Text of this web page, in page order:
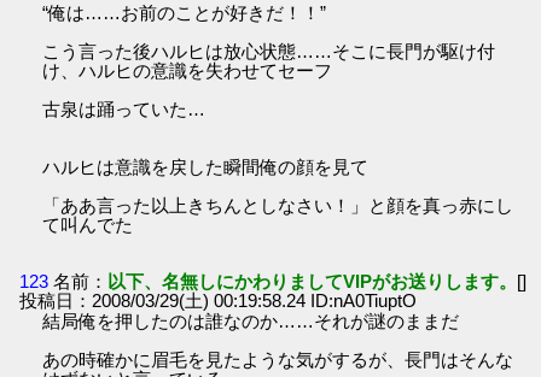
“俺は……お前のことが好きだ！！”
こう言った後ハルヒは放心状態……そこに長門が駆け付
け、ハルヒの意識を失わせてセーフ
古泉は踊っていた…
ハルヒは意識を戻した瞬間俺の顔を見て
「ああ言った以上きちんとしなさい！」と顔を真っ赤にし
て叫んでた
123 名前： 以下、名無しにかわりましてVIPがお送りします。 []
投稿日：2008/03/29(土) 00:19:58.24 ID:nA0TiuptO
結局俺を押したのは誰なのか……それが謎のままだ
あの時確かに眉毛を見たような気がするが、長門はそんな